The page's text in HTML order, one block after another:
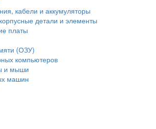
кабели и аккумуляторы
детали и элементы
платы
(ОЗУ)
компьютеров
и мыши
машин